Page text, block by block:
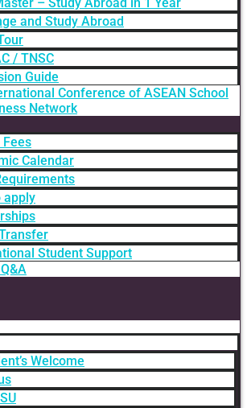
and Study Abroad
/ TNSC
Guide
Conference of ASEAN School
Network
Calendar
apply
Student Support
Welcome